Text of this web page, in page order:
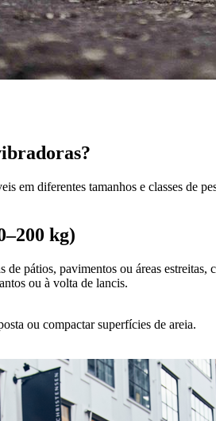
em diferentes tamanhos e classes de
kg)
pátios, pavimentos ou áreas estreitas,
ou à volta de lancis.
ou compactar superfícies de areia.